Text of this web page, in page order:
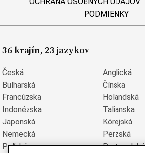
PODMIENKY
36 krajín, 23 jazykov
Česká
Anglická
Bulharská
Čínska
Francúzska
Holandská
Indonézska
Talianska
Japonská
Kórejská
Nemecká
Perzská
Poľská
Portugalská